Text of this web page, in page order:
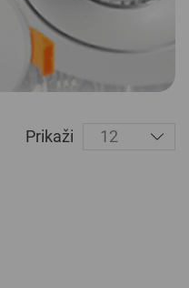
Prikaži